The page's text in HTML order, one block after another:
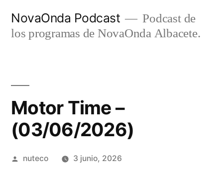
NovaOnda Podcast
Podcast de
los programas de NovaOnda Albacete.
Motor Time –
(03/06/2026)
Publicada
nuteco 3 junio, 2026